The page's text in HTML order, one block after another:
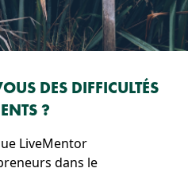
DES DIFFICULTÉS
?
LiveMentor
dans le